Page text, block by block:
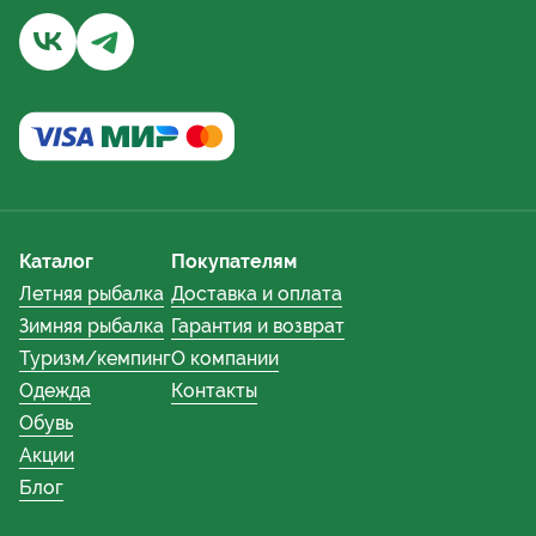
Бывалый турист и рыбак | Хабаровск - Группа
Бывалый турист и рыбак | Хабаровский край -
Каталог
Летняя рыбалка
Зимняя рыбалка
Туризм/кемпинг
Одежда
Обувь
Акции
Блог
Покупателям
Доставка и оплата
Гарантия и возврат
О компании
Контакты